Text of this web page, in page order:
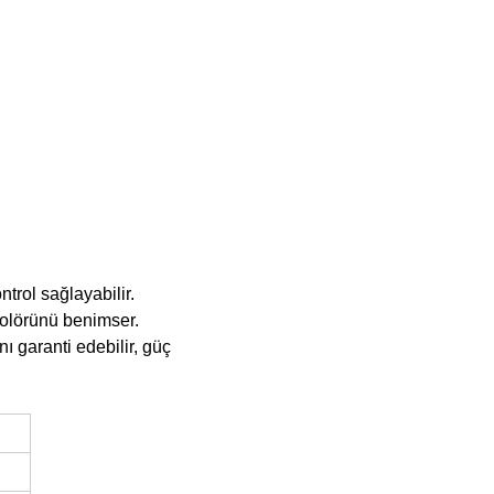
sağlayabilir.
benimser.
garanti edebilir, güç